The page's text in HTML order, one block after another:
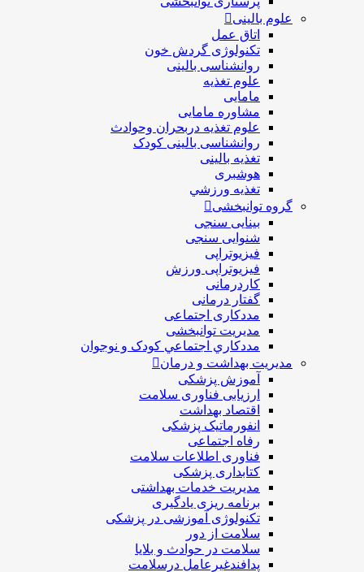
علوم بالینی
اتاق عمل
تکنولوژی گردش خون
روانشناسی بالینی
علوم تغذیه
مامایی
مشاوره مامایی
علوم تغذیه دربحران وحوادث
روانشناسی بالینی کودک
تغذیه بالینی
هوشبری
تغذيه ورزشي
گروه توانبخشی
بینایی سنجی
شنوایی سنجی
فیزیوتراپی
فیزیوتراپی ورزش
کاردرمانی
گفتار درمانی
مددکاری اجتماعی
مديريت توانبخشی
مددکاري اجتماعي کودک و نوجوان
مدیریت بهداشت و درمان
آموزش پزشکی
ارزیابی فناوری سلامت
اقتصاد بهداشت
انفورماتیک پزشکی
رفاه اجتماعی
فناوری اطلاعات سلامت
کتابداری پزشکی
مديريت خدمات بهداشتی
برنامه ریزی یادگیری
تکنولوژی آموزشی در پزشکی
سلامت از دور
سلامت در حوادث و بلایا
پدافندغیرعامل درسلامت